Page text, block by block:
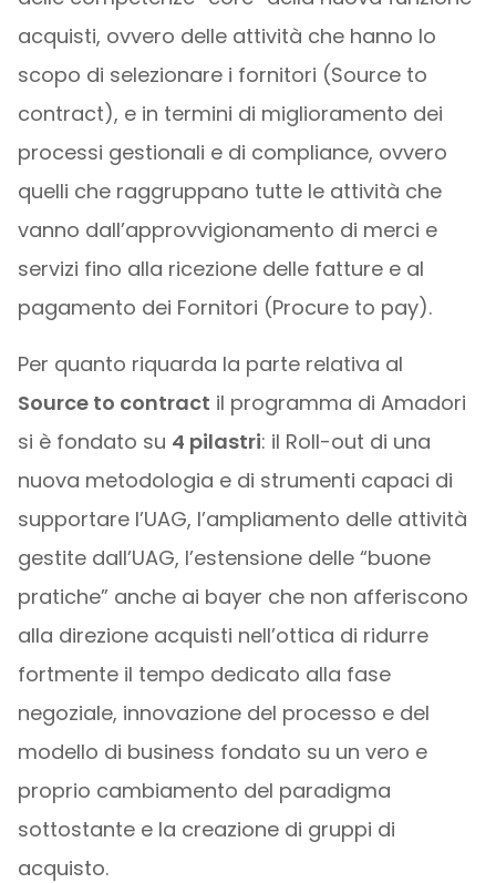
acquisti, ovvero delle attività che hanno lo
scopo di selezionare i fornitori (Source to
contract), e in termini di miglioramento dei
processi gestionali e di compliance, ovvero
quelli che raggruppano tutte le attività che
vanno dall’approvvigionamento di merci e
servizi fino alla ricezione delle fatture e al
pagamento dei Fornitori (Procure to pay).
Per quanto riquarda la parte relativa al
Source to contract il programma di Amadori
si è fondato su 4 pilastri: il Roll-out di una
nuova metodologia e di strumenti capaci di
supportare l’UAG, l’ampliamento delle attività
gestite dall’UAG, l’estensione delle “buone
pratiche” anche ai bayer che non afferiscono
alla direzione acquisti nell’ottica di ridurre
fortmente il tempo dedicato alla fase
negoziale, innovazione del processo e del
modello di business fondato su un vero e
proprio cambiamento del paradigma
sottostante e la creazione di gruppi di
acquisto.